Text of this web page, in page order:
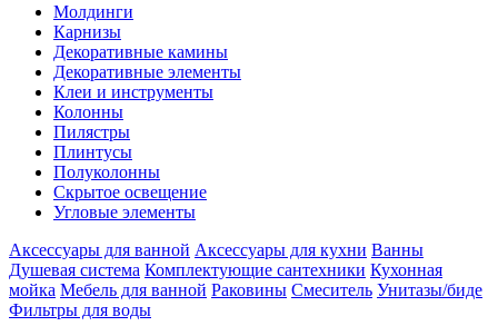
Молдинги
Карнизы
Декоративные камины
Декоративные элементы
Клеи и инструменты
Колонны
Пилястры
Плинтусы
Полуколонны
Скрытое освещение
Угловые элементы
Аксессуары для ванной Аксессуары для кухни Ванны
Душевая система Комплектующие сантехники Кухонная
мойка Мебель для ванной Раковины Смеситель Унитазы/биде
Фильтры для воды